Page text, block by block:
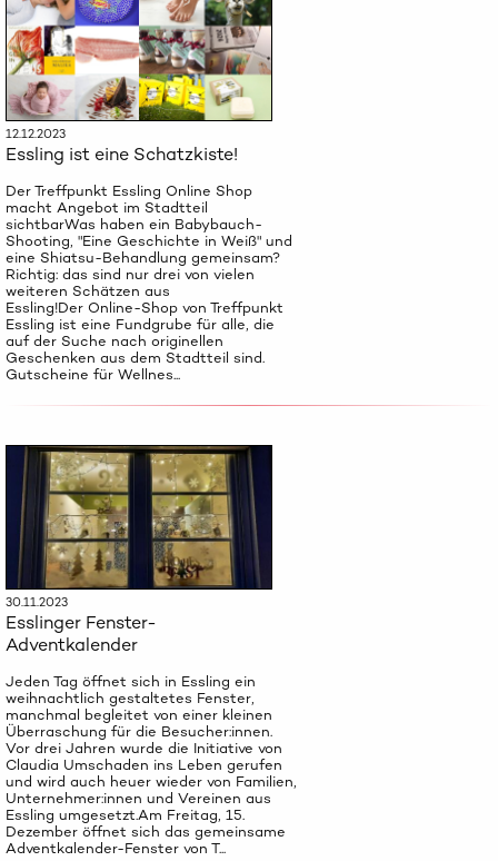
12.12.2023
Essling ist eine Schatzkiste!
Der Treffpunkt Essling Online Shop
macht Angebot im Stadtteil
sichtbarWas haben ein Babybauch-
Shooting, "Eine Geschichte in Weiß" und
eine Shiatsu-Behandlung gemeinsam?
Richtig: das sind nur drei von vielen
weiteren Schätzen aus
Essling!Der Online-Shop von Treffpunkt
Essling ist eine Fundgrube für alle, die
auf der Suche nach originellen
Geschenken aus dem Stadtteil sind.
Gutscheine für Wellnes...
30.11.2023
Esslinger Fenster-
Adventkalender
Jeden Tag öffnet sich in Essling ein
weihnachtlich gestaltetes Fenster,
manchmal begleitet von einer kleinen
Überraschung für die Besucher:innen.
Vor drei Jahren wurde die Initiative von
Claudia Umschaden ins Leben gerufen
und wird auch heuer wieder von Familien,
Unternehmer:innen und Vereinen aus
Essling umgesetzt.Am Freitag, 15.
Dezember öffnet sich das gemeinsame
Adventkalender-Fenster von T...